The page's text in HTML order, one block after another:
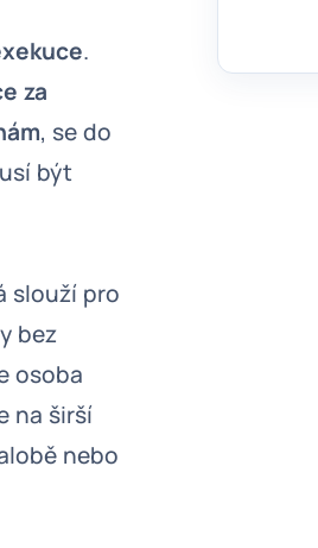
.
za
, se do
být
slouží pro
bez
osoba
na širší
nebo